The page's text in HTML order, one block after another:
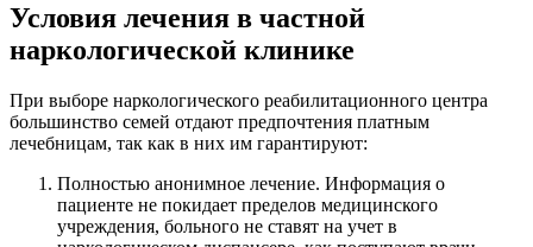
Условия лечения в частной
наркологической клинике
При выборе наркологического реабилитационного центра
большинство семей отдают предпочтения платным
лечебницам, так как в них им гарантируют:
Полностью анонимное лечение. Информация о
пациенте не покидает пределов медицинского
учреждения, больного не ставят на учет в